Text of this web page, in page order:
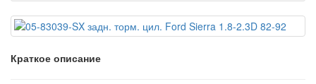
Краткое описание